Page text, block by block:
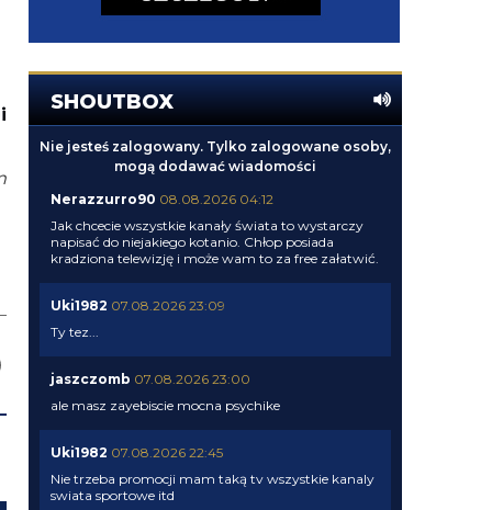
SHOUTBOX
Nie jesteś zalogowany. Tylko zalogowane osoby,
mogą dodawać wiadomości
Nerazzurro90 08.08.2026 04:12
Jak chcecie wszystkie kanały świata to wystarczy
napisać do niejakiego kotanio. Chłop posiada
kradziona telewizję i może wam to za free załatwić.
Uki1982 07.08.2026 23:09
Ty tez...
jaszczomb 07.08.2026 23:00
ale masz zayebiscie mocna psychike
Uki1982 07.08.2026 22:45
Nie trzeba promocji mam taką tv wszystkie kanaly
swiata sportowe itd